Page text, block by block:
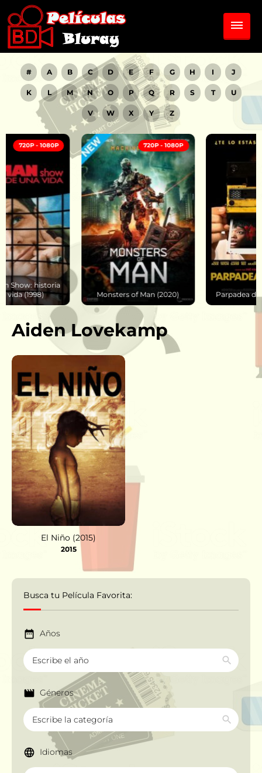
# A B C D E F G H I J
K L M N O P Q R S T U
V W X Y Z
720P - 1080P
Monsters of Man (2020)
720P - 1080P
Parpadea dos veces (2024)
Aiden Lovekamp
El Niño (2015)
2015
Busca tu Película Favorita:
Años
Géneros
Idiomas